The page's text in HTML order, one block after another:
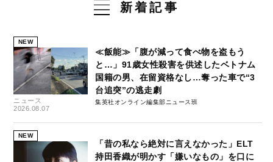
新着記事
NEW
ニュース
2026.08.07
≪飯能≫「腹が減って食べ物を盗もう
と…」91歳女性殺害を供述したベトナム
国籍の男、在留資格なし…奪った車で“3
台追突”の逃走劇
集英社オンライン編集部ニュース班
NEW
「昔の私なら絶対に言えなかった」ELT
持田香織が明かす「嫌いなもの」を口に